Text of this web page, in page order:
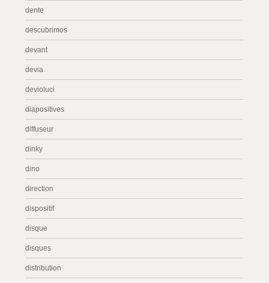
dente
descubrimos
devant
devia
devioluci
diapositives
diffuseur
dinky
dino
direction
dispositif
disque
disques
distribution